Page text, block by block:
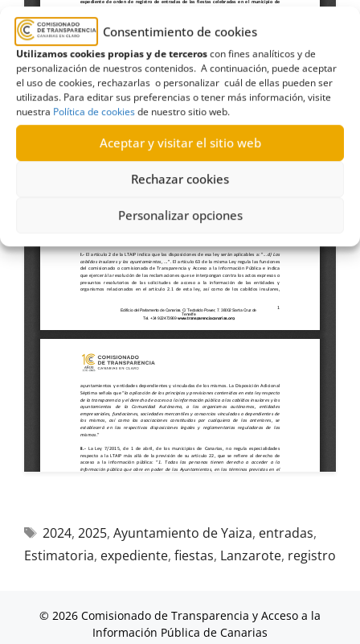
Consentimiento de cookies
Utilizamos cookies propias y de terceroscon fines analíticos y de
personalización de nuestros contenidos. A continuación, puede aceptar
el uso de cookies, rechazarlas o personalizar cuál de ellas pueden ser
utilizadas. Para editar sus preferencias o tener más información, visite
nuestra Política de cookiesde nuestro sitio web.
Aceptar y visitar el sitio web
Rechazar cookies
Personalizar opciones
2024, 2025, Ayuntamiento de Yaiza, entradas,
Estimatoria, expediente, fiestas, Lanzarote, registro
© 2026 Comisionado de Transparencia y Acceso a la
Información Pública de Canarias